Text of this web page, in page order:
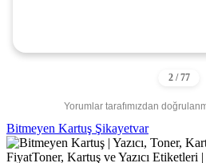
Yorumlar tarafımızdan
Bitmeyen Kartuş Şikayetvar